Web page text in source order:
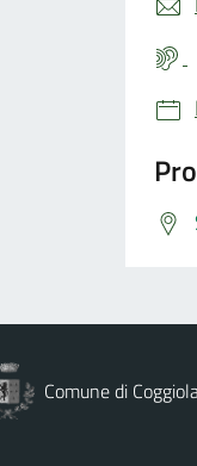
Comune di